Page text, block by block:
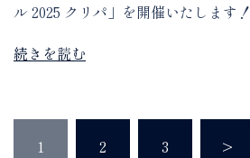
ル 2025 クリパ」を開催いたしま
続きを読む
1 2 3 >